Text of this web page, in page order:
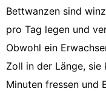
Bettwanzen sind
pro Tag legen und
Obwohl ein
Zoll in der Länge, sie
Minuten fressen und